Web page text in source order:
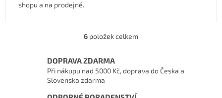
shopu a na prodejně.
Ovládací prvky výpisu
6 položek celkem
DOPRAVA ZDARMA
Při nákupu nad 5000 Kč, doprava do Česka a
Slovenska zdarma